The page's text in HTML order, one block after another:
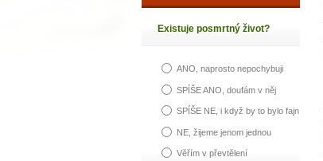
Existuje posmrtný život?
ANO, naprosto nepochybuji
SPÍŠE ANO, doufám v něj
SPÍŠE NE, i když by to bylo fajn
NE, žijeme jenom jednou
Věřím v převtělení